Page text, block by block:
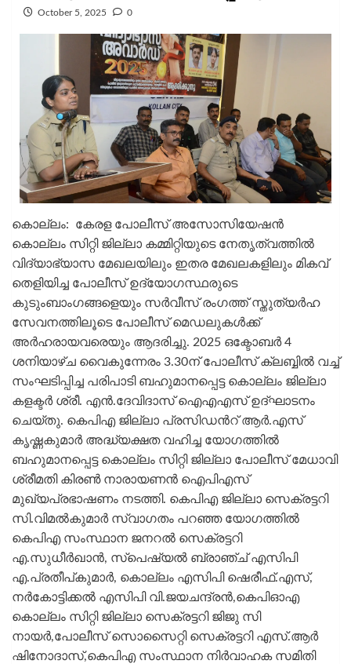
October 5, 2025 0
കൊല്ലം: കേരള പോലീസ് അസോസിയേഷൻ
കൊല്ലം സിറ്റി ജില്ലാ കമ്മിറ്റിയുടെ നേതൃത്വത്തിൽ
വിദ്യാഭ്യാസ മേഖലയിലും ഇതര മേഖലകളിലും മികവ്
തെളിയിച്ച പോലീസ് ഉദ്യോഗസ്ഥരുടെ
കുടുംബാംഗങ്ങളെയും സർവീസ് രംഗത്ത് സ്തുത്യർഹ
സേവനത്തിലൂടെ പോലീസ് മെഡലുകൾക്ക്
അർഹരായവരെയും ആദരിച്ചു. 2025 ഒക്ടോബർ 4
ശനിയാഴ്ച വൈകുന്നേരം 3.30ന് പോലീസ് ക്ലബ്ബിൽ വച്ച്
സംഘടിപ്പിച്ച പരിപാടി ബഹുമാനപ്പെട്ട കൊല്ലം ജില്ലാ
കളക്ടർ ശ്രീ. എൻ.ദേവിദാസ് ഐഎഎസ് ഉദ്ഘാടനം
ചെയ്തു. കെപിഎ ജില്ലാ പ്രസിഡൻറ് ആർ.എസ്
കൃഷ്ണകുമാർ അദ്ധ്യക്ഷത വഹിച്ച യോഗത്തിൽ
ബഹുമാനപ്പെട്ട കൊല്ലം സിറ്റി ജില്ലാ പോലീസ് മേധാവി
ശ്രീമതി കിരൺ നാരായണൻ ഐപിഎസ്
മുഖ്യപ്രഭാഷണം നടത്തി. കെപിഎ ജില്ലാ സെക്രട്ടറി
സി.വിമൽകുമാർ സ്വാഗതം പറഞ്ഞ യോഗത്തിൽ
കെപിഎ സംസ്ഥാന ജനറൽ സെക്രട്ടറി
എ.സുധീർഖാൻ, സ്പെഷ്യൽ ബ്രാഞ്ച് എസിപി
എ.പ്രതീപ്കുമാർ, കൊല്ലം എസിപി ഷെരീഫ്.എസ്,
നർകോട്ടിക്കൽ എസിപി വി.ജയചന്ദ്രൻ,കെപിഓഎ
കൊല്ലം സിറ്റി ജില്ലാ സെക്രട്ടറി ജിജു സി
നായർ,പോലീസ് സൊസൈറ്റി സെക്രട്ടറി എസ്.ആർ
ഷിനോദാസ്,കെപിഎ സംസ്ഥാന നിർവാഹക സമിതി